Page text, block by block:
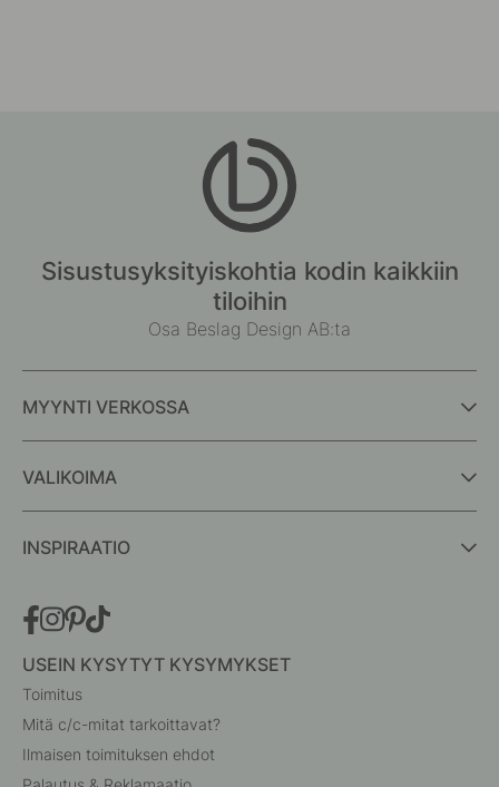
Sisustusyksityiskohtia kodin kaikkiin
tiloihin
Osa Beslag Design AB:ta
MYYNTI VERKOSSA
VALIKOIMA
INSPIRAATIO
USEIN KYSYTYT KYSYMYKSET
Toimitus
Mitä c/c-mitat tarkoittavat?
Ilmaisen toimituksen ehdot